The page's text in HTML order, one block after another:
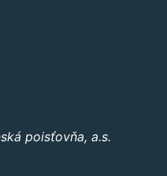
poisťovňa, a.s.